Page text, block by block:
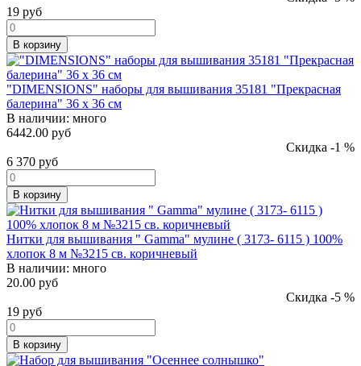
19 руб
В корзину
"DIMENSIONS" наборы для вышивания 35181 "Прекрасная
балерина" 36 x 36 см
В наличии: много
6442.00 руб
Скидка -1 %
6 370 руб
В корзину
Нитки для вышивания " Gamma" мулине ( 3173- 6115 ) 100%
хлопок 8 м №3215 св. коричневый
В наличии: много
20.00 руб
Скидка -5 %
19 руб
В корзину